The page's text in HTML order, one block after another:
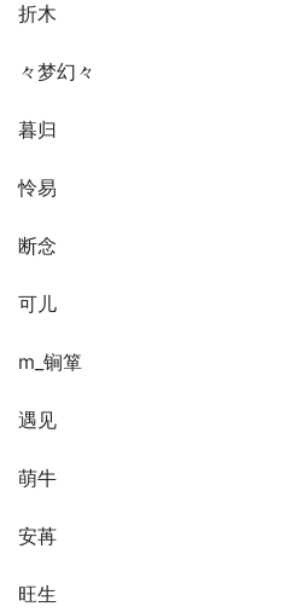
折木
々梦幻々
暮归
怜易
断念
可儿
m_锏箪
遇见
萌牛
安苒
旺生